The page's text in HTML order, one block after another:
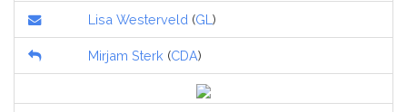
Lisa Westerveld (GL )
Mirjam Sterk (CDA)